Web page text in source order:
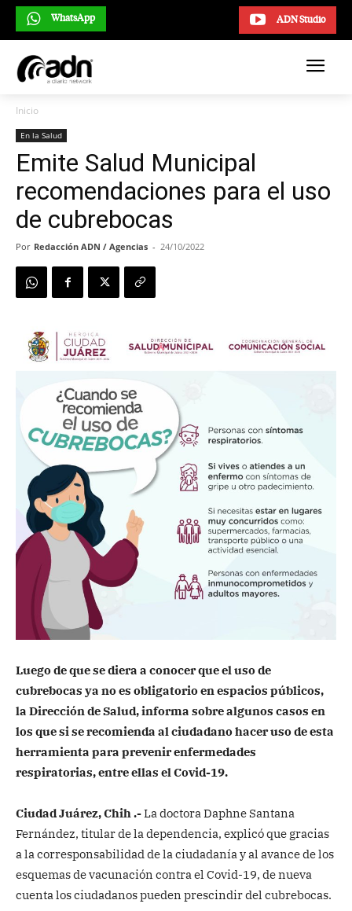
ADN Studio
WhatsApp
Inicio
En la Salud
Emite Salud Municipal
recomendaciones para el uso
de cubrebocas
Por Redacción ADN / Agencias - 24/10/2022
Luego de que se diera a conocer que el uso de
cubrebocas ya no es obligatorio en espacios públicos,
la Dirección de Salud, informa sobre algunos casos en
los que si se recomienda al ciudadano hacer uso de esta
herramienta para prevenir enfermedades
respiratorias, entre ellas el Covid-19.
Ciudad Juárez, Chih .-La doctora Daphne Santana
Fernández, titular de la dependencia, explicó que gracias
a la corresponsabilidad de la ciudadanía y al avance de los
esquemas de vacunación contra el Covid-19, de nueva
cuenta los ciudadanos pueden prescindir del cubrebocas.